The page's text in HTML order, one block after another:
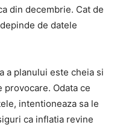
din decembrie. Cat de
de datele
a planului este cheia si
provocare. Odata ce
intentioneaza sa le
ca inflatia revine